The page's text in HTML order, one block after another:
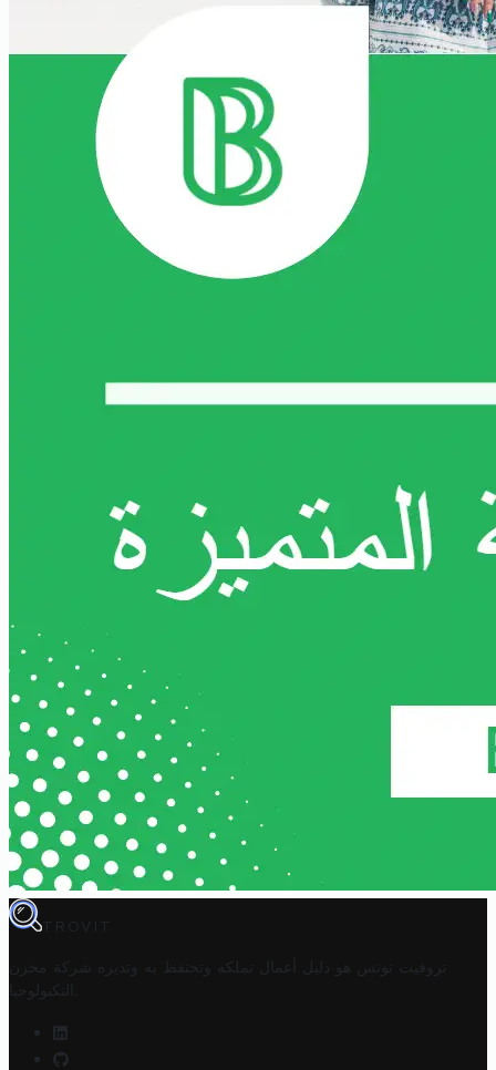
TROVIT
تروفيت تونس هو دليل أعمال تملكه وتحتفظ به وتديره
شركة مخزن
التكنولوجيا